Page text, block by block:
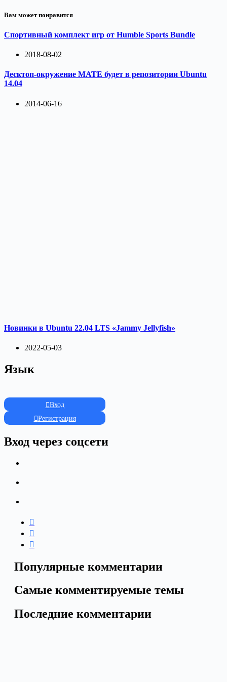
Вам может понравится
Спортивный комплект игр от Humble Sports Bundle
2018-08-02
Десктоп-окружение MATE будет в репозитории Ubuntu
14.04
2014-06-16
Новинки в Ubuntu 22.04 LTS «Jammy Jellyfish»
2022-05-03
Язык
Вход
Регистрация
Вход через соцсети
Популярные комментарии
Самые комментируемые темы
Последние комментарии